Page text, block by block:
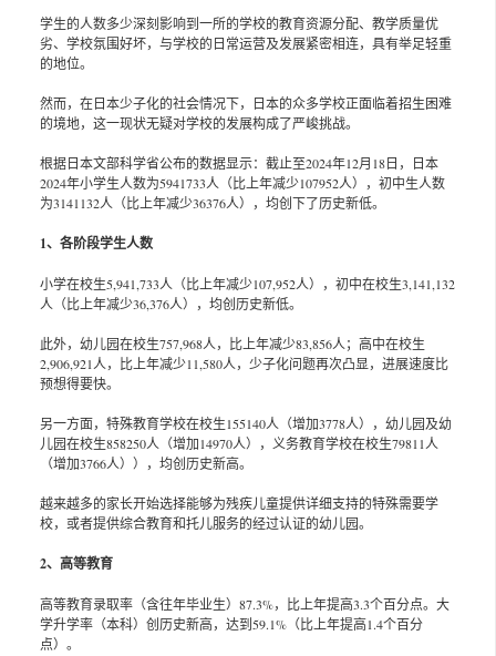
学生的人数多少深刻影响到一所的学校的教育资源分配、教学质量优
劣、学校氛围好坏，与学校的日常运营及发展紧密相连，具有举足轻重
的地位。
然而，在日本少子化的社会情况下，日本的众多学校正面临着招生困难
的境地，这一现状无疑对学校的发展构成了严峻挑战。
根据日本文部科学省公布的数据显示：截止至2024年12月18日，日本
2024年小学生人数为5941733人（比上年减少107952人），初中生人数
为3141132人（比上年减少36376人），均创下了历史新低。
1、 各阶段学生人数
小学在校生5,941,733人（比上年减少107,952人），初中在校生3,141,132
人（比上年减少36,376人），均创历史新低。
此外，幼儿园在校生757,968人，比上年减少83,856人；高中在校生
2,906,921人，比上年减少11,580人，少子化问题再次凸显，进展速度比
预想得要快。
另一方面，特殊教育学校在校生155140人（增加3778人），幼儿园及幼
儿园在校生858250人（增加14970人），义务教育学校在校生79811人
（增加3766人）），均创历史新高。
越来越多的家长开始选择能够为残疾儿童提供详细支持的特殊需要学
校，或者提供综合教育和托儿服务的经过认证的幼儿园。
2、 高等教育
高等教育录取率（含往年毕业生）87.3%，比上年提高3.3个百分点。大
学升学率（本科）创历史新高，达到59.1%（比上年提高1.4个百分
点）。